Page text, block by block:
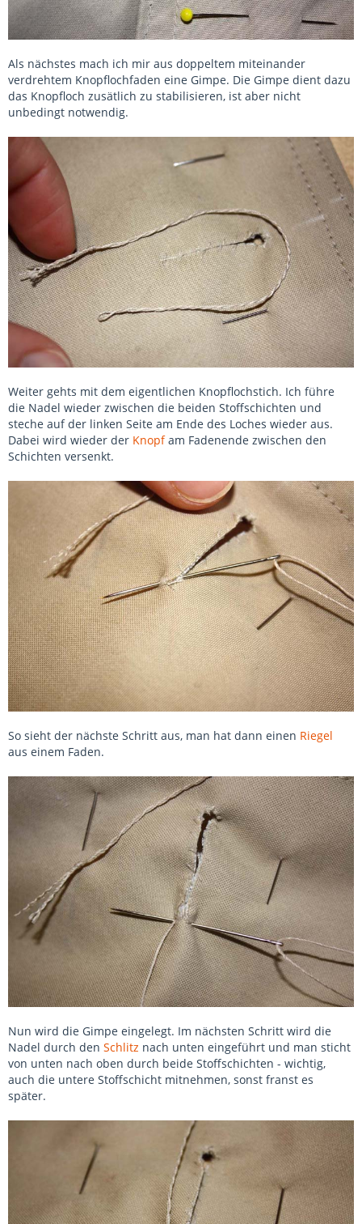
Als nächstes mach ich mir aus doppeltem miteinander
verdrehtem Knopflochfaden eine Gimpe. Die Gimpe dient dazu
das Knopfloch zusätlich zu stabilisieren, ist aber nicht
unbedingt notwendig.
Weiter gehts mit dem eigentlichen Knopflochstich. Ich führe
die Nadel wieder zwischen die beiden Stoffschichten und
steche auf der linken Seite am Ende des Loches wieder aus.
Dabei wird wieder der Knopfam Fadenende zwischen den
Schichten versenkt.
So sieht der nächste Schritt aus, man hat dann einen Riegel
aus einem Faden.
Nun wird die Gimpe eingelegt. Im nächsten Schritt wird die
Nadel durch den Schlitz nach unten eingeführt und man sticht
von unten nach oben durch beide Stoffschichten - wichtig,
auch die untere Stoffschicht mitnehmen, sonst franst es
später.